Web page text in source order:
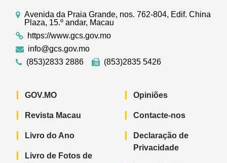
Avenida da Praia Grande, nos. 762-804, Edif. China
Plaza, 15.º andar, Macau
https://www.gcs.gov.mo
info@gcs.gov.mo
(853)2833 2886
(853)2835 5426
GOV.MO
Revista Macau
Livro do Ano
Livro de Fotos de
Opiniões
Contacte-nos
Declaração de
Privacidade